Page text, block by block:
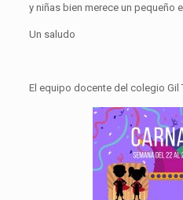
y niñas bien merece un pequeño
Un saludo
El equipo docente del colegio Gil